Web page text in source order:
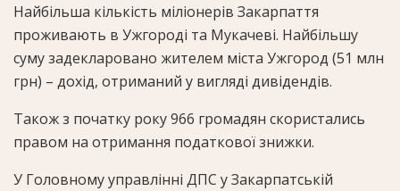
Найбільша кількість міліонерів Закарпаття
проживають в Ужгороді та Мукачеві. Найбільшу
суму задекларовано жителем міста Ужгород (51 млн
грн) – дохід, отриманий у вигляді дивідендів.
Також з початку року 966 громадян скористались
правом на отримання податкової знижки.
У Головному управлінні ДПС у Закарпатській